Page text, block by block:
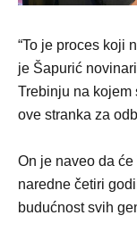
“To je proces koji
je Šapurić
Trebinju na kojem
ove stranka za
On je naveo da
naredne četiri
budućnost svih